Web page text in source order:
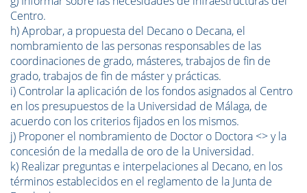
Centro.
h) Aprobar, a propuesta del Decano o Decana, el
nombramiento de las personas responsables de las
coordinaciones de grado, másteres, trabajos de fin de
grado, trabajos de fin de máster y prácticas.
i) Controlar la aplicación de los fondos asignados al Centro
en los presupuestos de la Universidad de Málaga, de
acuerdo con los criterios fijados en los mismos.
j) Proponer el nombramiento de Doctor o Doctora <> y la
concesión de la medalla de oro de la Universidad.
k) Realizar preguntas e interpelaciones al Decano, en los
términos establecidos en el reglamento de la Junta de